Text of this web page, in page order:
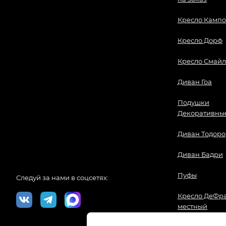
Кресло Кампо
Кресло Дорф
Кресло Смайл
Диван Гоа
Подушки
Диван Тодоро
Диван Бадри
Пуфы
Кресло
местный
Следуй за нами в соцсетях: